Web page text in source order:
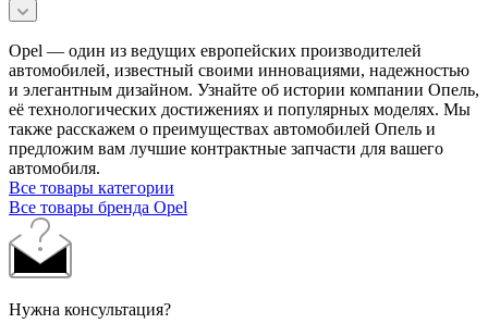
Opel — один из ведущих европейских производителей
автомобилей, известный своими инновациями, надежностью
и элегантным дизайном. Узнайте об истории компании Опель,
её технологических достижениях и популярных моделях. Мы
также расскажем о преимуществах автомобилей Опель и
предложим вам лучшие контрактные запчасти для вашего
автомобиля.
Все товары категории
Все товары бренда Opel
Нужна консультация?